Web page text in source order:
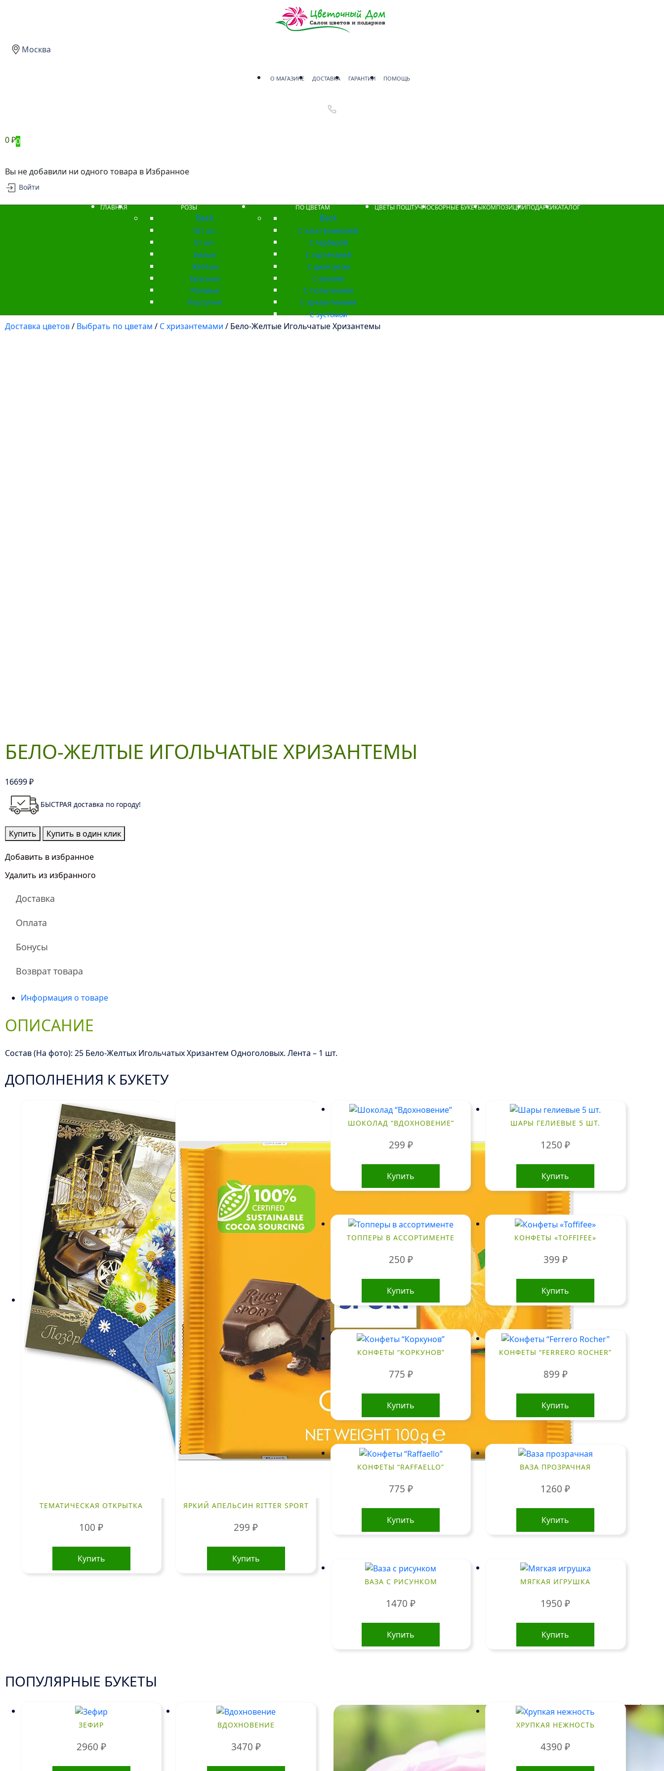
Москва
О МАГАЗИНЕ ДОСТАВКА ГАРАНТИИ ПОМОЩЬ
0₽0
Вы не добавили ни одного товара в Избранное
Войти
ГЛАВНАЯ РОЗЫ
Back
101 шт.
51 шт.
Белые
Жёлтые
Красные
Розовые
Поштучно
ПО ЦВЕТАМ
Back
С альстромерией
С герберой
С гортензией
С диантусом
С розами
С тюльпанами
С хризантемами
С эустомой
ЦВЕТЫ ПОШТУЧНОСБОРНЫЕ БУКЕТЫКОМПОЗИЦИИПОДАРКИКАТАЛОГ
Доставка цветов/ Выбрать по цветам / С хризантемами / Бело-Желтые Игольчатые Хризантемы
БЕЛО-ЖЕЛТЫЕ ИГОЛЬЧАТЫЕ ХРИЗАНТЕМЫ
16699₽
БЫСТРАЯ доставка по городу!
Количество
товара
Бело-
Игольчатые
Купить Купить в один клик
Добавить в избранное
Удалить из избранного
Доставка
Оплата
Бонусы
Возврат товара
Информация о товаре
ОПИСАНИЕ
Состав (На фото): 25 Бело-Желтых Игольчатых Хризантем Одноголовых. Лента – 1 шт.
ДОПОЛНЕНИЯ К БУКЕТУ
ТЕМАТИЧЕСКАЯ ОТКРЫТКА
100₽
Купить
ЯРКИЙ АПЕЛЬСИН RITTER SPORT
299₽
Купить
ШОКОЛАД “ВДОХНОВЕНИЕ”
299 ₽
Купить
ШАРЫ ГЕЛИЕВЫЕ 5 ШТ.
1250₽
Купить
ТОППЕРЫ В АССОРТИМЕНТЕ
250 ₽
Купить
КОНФЕТЫ «TOFFIFEE»
399 ₽
Купить
КОНФЕТЫ “КОРКУНОВ”
775 ₽
Купить
КОНФЕТЫ “FERRERO ROCHER”
899 ₽
Купить
КОНФЕТЫ “RAFFAELLO”
775 ₽
Купить
ВАЗА ПРОЗРАЧНАЯ
1260₽
Купить
ВАЗА С РИСУНКОМ
1470 ₽
Купить
МЯГКАЯ ИГРУШКА
1950₽
Купить
ПОПУЛЯРНЫЕ БУКЕТЫ
ЗЕФИР
2960 ₽
ВДОХНОВЕНИЕ
3470 ₽
ХРУПКАЯ НЕЖНОСТЬ
4390₽
!